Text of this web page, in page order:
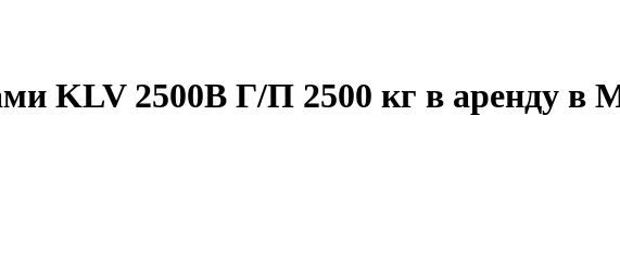
KLV 2500B Г/П 2500 кг в аренду в